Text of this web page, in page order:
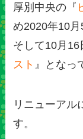
厚別中央の『
め2020年10月
そして10月16
スト 』となっ
リニューアル
す。